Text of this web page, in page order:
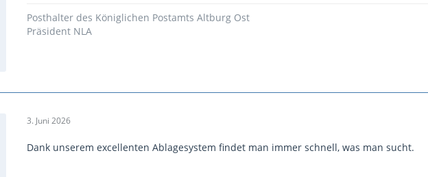
Posthalter des Königlichen Postamts Altburg Ost
Präsident NLA
3. Juni 2026
Dank unserem excellenten Ablagesystem findet man immer schnell, was man sucht.